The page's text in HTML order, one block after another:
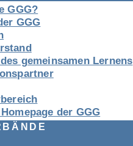
GGG?
GGG
gemeinsamen Lernens
der GGG